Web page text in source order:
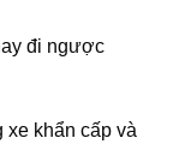
đi ngược
khẩn cấp và